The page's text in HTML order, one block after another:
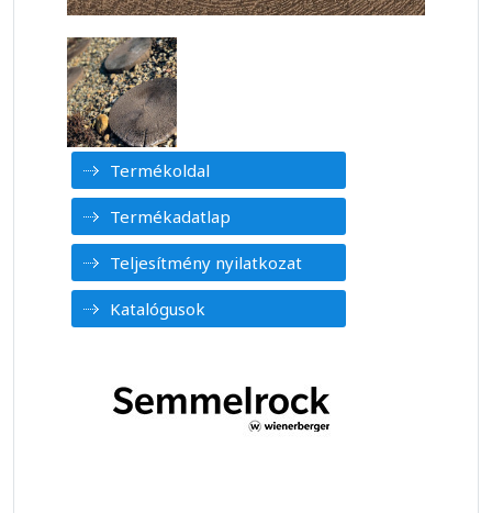
Termékoldal
Termékadatlap
Teljesítmény nyilatkozat
Katalógusok